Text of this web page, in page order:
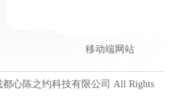
移动端网站
都心陈之约科技有限公司 All Rights